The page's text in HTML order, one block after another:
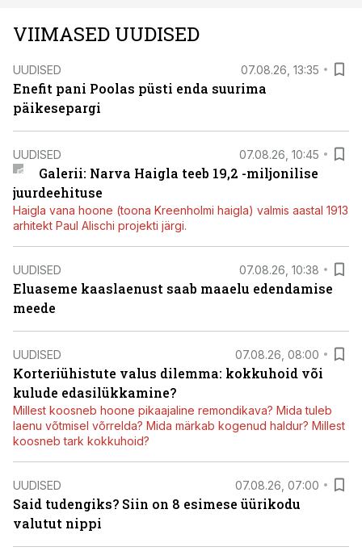
VIIMASED UUDISED
UUDISED 07.08.26, 13:35
Enefit pani Poolas püsti enda suurima
päikesepargi
UUDISED 07.08.26, 10:45
Galerii: Narva Haigla teeb 19,2 -miljonilise
juurdeehituse
Haigla vana hoone (toona Kreenholmi haigla) valmis aastal 1913
arhitekt Paul Alischi projekti järgi.
UUDISED 07.08.26, 10:38
Eluaseme kaaslaenust saab maaelu edendamise
meede
UUDISED 07.08.26, 08:00
Korteriühistute valus dilemma: kokkuhoid või
kulude edasilükkamine?
Millest koosneb hoone pikaajaline remondikava? Mida tuleb
laenu võtmisel võrrelda? Mida märkab kogenud haldur? Millest
koosneb tark kokkuhoid?
UUDISED 07.08.26, 07:00
Said tudengiks? Siin on 8 esimese üürikodu
valutut nippi